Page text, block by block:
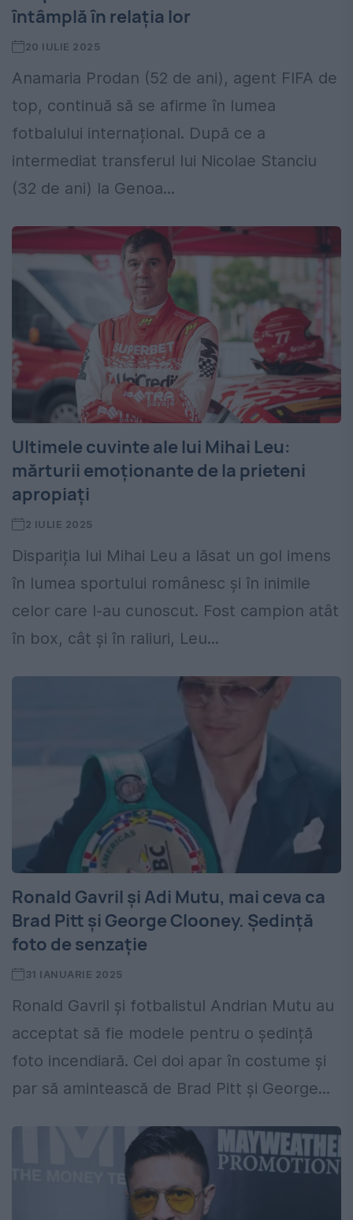
întâmplă în relația lor
20 IULIE 2025
Anamaria Prodan (52 de ani), agent FIFA de
top, continuă să se afirme în lumea
fotbalului internațional. După ce a
intermediat transferul lui Nicolae Stanciu
(32 de ani) la Genoa...
Ultimele cuvinte ale lui Mihai Leu:
mărturii emoționante de la prieteni
apropiați
2 IULIE 2025
Dispariția lui Mihai Leu a lăsat un gol imens
în lumea sportului românesc și în inimile
celor care l-au cunoscut. Fost campion atât
în box, cât și în raliuri, Leu...
Ronald Gavril și Adi Mutu, mai ceva ca
Brad Pitt și George Clooney. Ședință
foto de senzație
31 IANUARIE 2025
Ronald Gavril și fotbalistul Andrian Mutu au
acceptat să fie modele pentru o ședință
foto incendiară. Cei doi apar în costume și
par să amintească de Brad Pitt și George...